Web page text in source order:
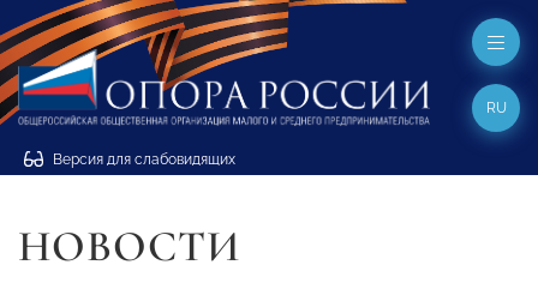
Версия для слабовидящих
RU
НОВОСТИ